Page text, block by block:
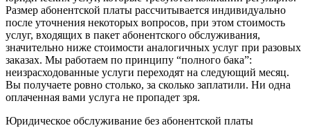
Размер абонентской платы рассчитывается индивидуально
после уточнения некоторых вопросов, при этом стоимость
услуг, входящих в пакет абонентского обслуживания,
значительно ниже стоимости аналогичных услуг при разовых
заказах. Мы работаем по принципу “полного бака”:
неизрасходованные услуги переходят на следующий месяц.
Вы получаете ровно столько, за сколько заплатили. Ни одна
оплаченная вами услуга не пропадет зря.
Юридическое обслуживание без абонентской платы